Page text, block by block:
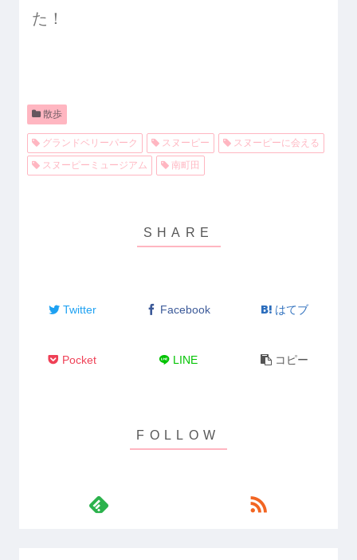
た！
散歩
グランドベリーパーク スヌーピー
スヌーピーに会える
スヌーピーミュージアム
南町田
Twitter Facebook はてブ
Pocket LINE コピー